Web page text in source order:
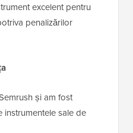
excelent pentru
penalizărilor
și am fost
sale de